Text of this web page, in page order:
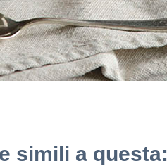
simili a questa: